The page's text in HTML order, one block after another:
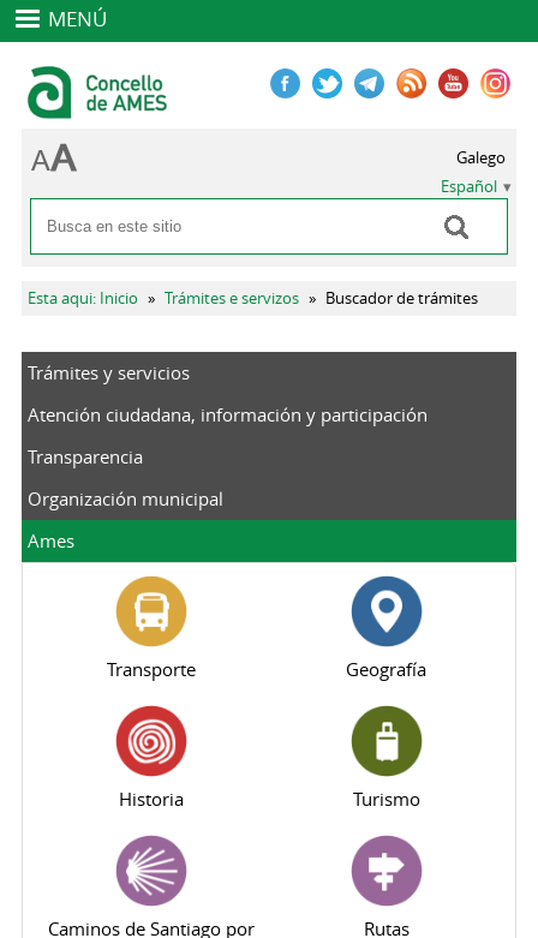
MENÚ
Formulario de búsqueda
Buscar
Galego
Español
Se encuentra usted aquí
Esta aqui: Inicio » Trámites e servizos » Buscador de trámites
Trámites y servicios
Atención ciudadana, información y participación
Transparencia
Organización municipal
Ames
Transporte Geografía
Historia Turismo
Caminos de Santiago por
Rutas